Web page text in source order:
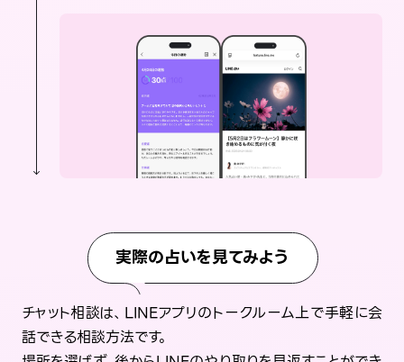
実際の占いを見てみよう
チャット相談は、LINEアプリのトークルーム上で手軽に会
話できる相談方法です。